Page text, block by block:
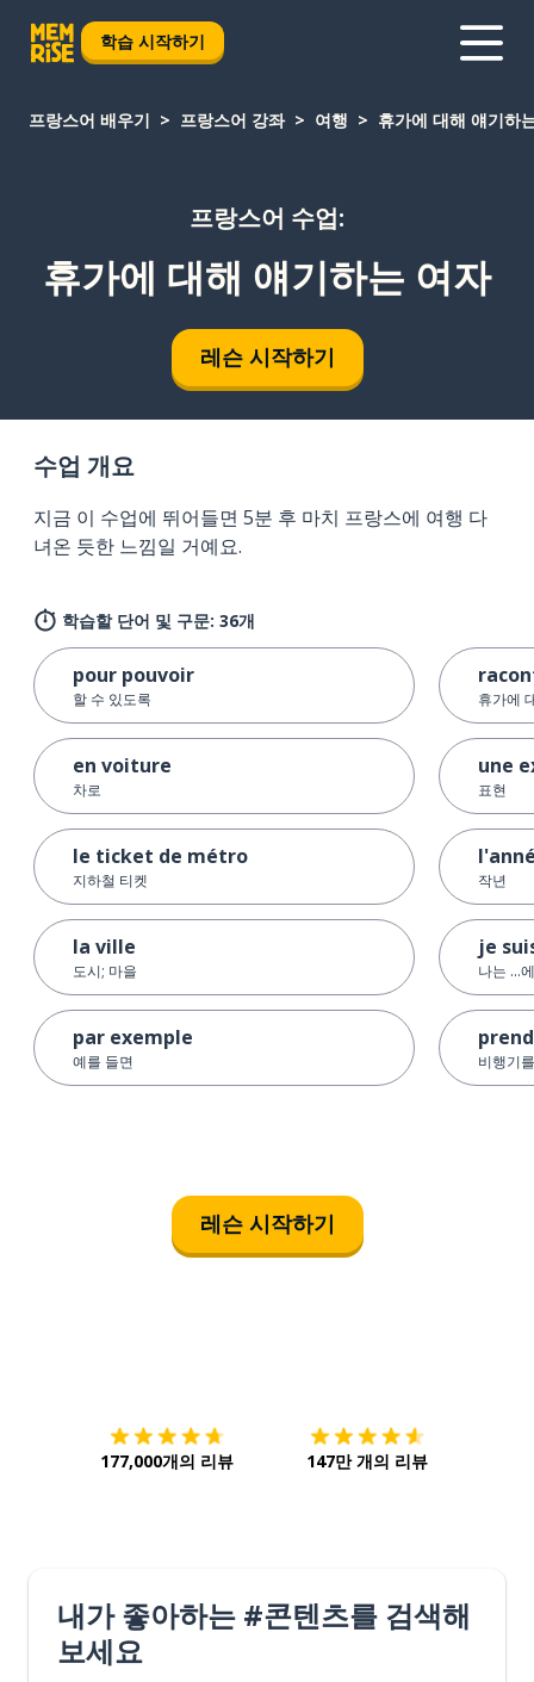
학습 시작하기
프랑스어 배우기 프랑스어 강좌 여행 휴가에 대해 얘기하
프랑스어 수업:
휴가에 대해 얘기하는 여자
레슨 시작하기
수업 개요
지금 이 수업에 뛰어들면 5분 후 마치 프랑스에 여행 다
녀온 듯한 느낌일 거예요.
학습할 단어 및 구문: 36개
pour pouvoir
할 수 있도록
en voiture
차로
le ticket de métro
지하철 티켓
la ville
도시; 마을
par exemple
예를 들면
휴가에
une
표현
작년
je
나는 ...
비행기
레슨 시작하기
177,000개의 리뷰 147만 개의 리뷰
내가 좋아하는 #콘텐츠를 검색해
보세요